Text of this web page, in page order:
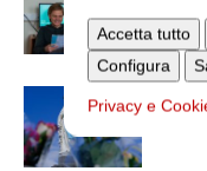
Accetta tutto
Configura
Privacy eDal